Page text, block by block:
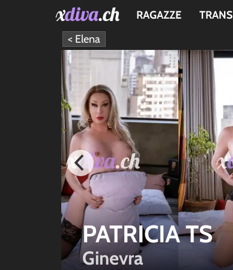
RAGAZZE TRANS
< Elena
PATRICIA TS
Ginevra